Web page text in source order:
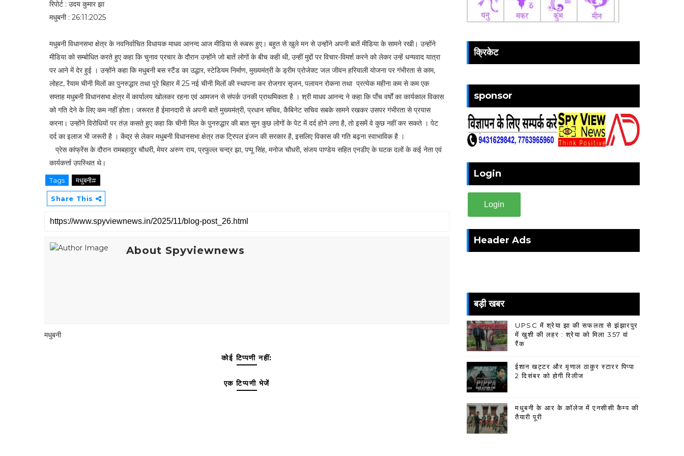
रिपोर्ट : उदय कुमार झा
मधुबनी : 26:11:2025
मधुबनी विधानसभा क्षेत्र के नवनिर्वाचित विधायक माधव आनन्द आज मीडिया से रूबरू हुए। बहुत से खुले मन से उन्होंने अपनी बातें मीडिया के सामने रखी। उन्होंने
मीडिया को सम्बोधित करते हुए कहा कि चुनाव प्रचार के दौरान उन्होंने जो बातें लोगों के बीच कही थी, उन्हीं मुद्दों पर विचार-विमर्श करने को लेकर उन्हें धन्यवाद यात्रा
पर आने में देर हुई । उन्होंने कहा कि मधुबनी बस स्टैंड का उद्धार, स्टेडियम निर्माण, मुख्यमंत्री के ड्रीम प्रोजेक्ट जल जीवन हरियाली योजना पर गंभीरता से काम,
लोहट, रैयाम चीनी मिलों का पुनरुद्धार तथा पूरे बिहार में 25 नई चीनी मिलों की स्थापना कर रोजगार सृजन, पलायन रोकना तथा प्रत्येक महीना कम से कम एक
सप्ताह मधुबनी विधानसभा क्षेत्र में कार्यालय खोलकर रहना एवं आमजन से संपर्क उनकी प्राथमिकता है । श्री माधव आनन्द ने कहा कि पाँच वर्षों का कार्यकाल विकास
को गति देने के लिए कम नहीं होता। जरूरत है ईमानदारी से अपनी बातें मुख्यमंत्री, प्रधान सचिव, कैबिनेट सचिव सबके सामने रखकर उसपर गंभीरता से प्रयास
करना। उन्होंने विरोधियों पर तंज़ कसते हुए कहा कि चीनी मिल के पुनरुद्धार की बात सुन कुछ लोगों के पेट में दर्द होने लगा है, तो इसमें वे कुछ नहीं कर सकते । पेट
दर्द का इलाज भी जरूरी है । केंद्र से लेकर मधुबनी विधानसभा क्षेत्र तक ट्रिपल इंजन की सरकार है, इसलिए विकास की गति बढ़ना स्वाभाविक है ।
प्रेस कांफ्रेंस के दौरान रामबहादुर चौधरी, मेयर अरुण राय, प्रफुल्ल चन्द्र झा, पप्पू सिंह, मनोज चौधरी, संजय पाण्डेय सहित एनडीए के घटक दलों के कई नेता एवं
कार्यकर्त्ता उपस्थित थे।
Tags मधुबनी#
Share This
About Spyviewnews
मधुबनी
कोई टिप्पणी नहीं:
एक टिप्पणी भेजें
क्रिकेट
sponsor
Login
Login
Header Ads
बड़ी खबर
UPSC में श्रेया झा की सफलता से झंझारपुर
में खुशी की लहर : श्रेया को मिला 357 वां
रैंक
ईशान खट्टर और मृणाल ठाकुर स्टारर पिप्पा
2 दिसंबर को होगी रिलीज
मधुबनी के आर के.कॉलेज में एनसीसी कैम्प की
तैयारी पूरी